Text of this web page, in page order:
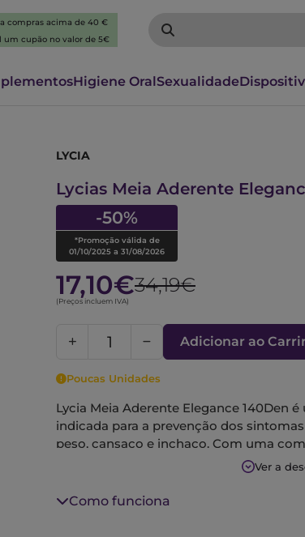
compras acima de 40 €
um cupão no valor de 5€
Higiene OralSexualidade
LYCIA
Lycias Meia Aderente
-50%
*Promoção válida de
01/10/2025 a 31/08/2026
17,10€34,19€
(Preços incluem IVA)
Adicionar ao
Poucas Unidades
Lycia Meia Aderente Elegance 140Den
indicada para a prevenção dos
peso, cansaço e inchaço. Com uma
com formato especial que acompanha
modernas.
Ver a
Como funciona